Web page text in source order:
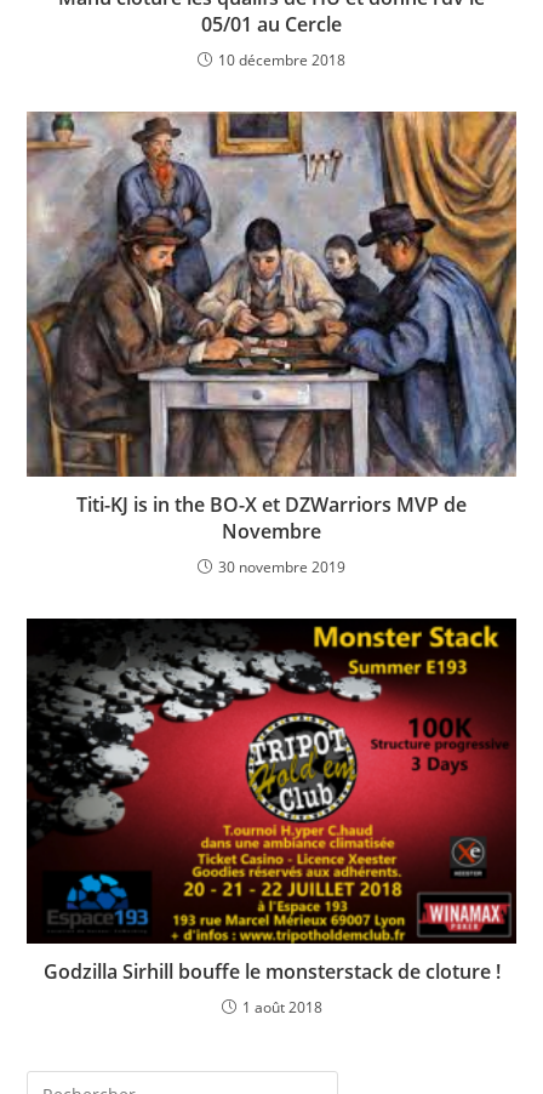
05/01 au Cercle
10 décembre 2018
Titi-KJ is in the BO-X et DZWarriors MVP de
Novembre
30 novembre 2019
Godzilla Sirhill bouffe le monsterstack de cloture !
1 août 2018